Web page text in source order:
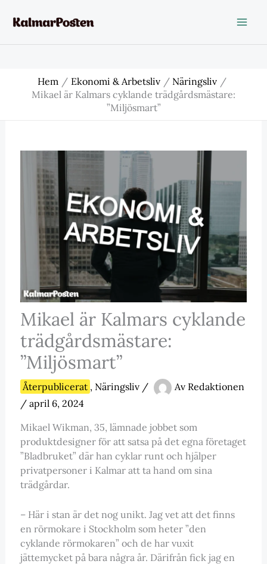
Hem Ekonomi & Arbetsliv
Näringsliv
Mikael är Kalmars cyklande trädgårdsmästare:
”Miljösmart”
Mikael är Kalmars cyklande
trädgårdsmästare:
”Miljösmart”
Återpublicerat , Näringsliv/ Av Redaktionen
/ april 6, 2024
Mikael Wikman, 35, lämnade jobbet som
produktdesigner för att satsa på det egna företaget
”Bladbruket” där han cyklar runt och hjälper
privatpersoner i Kalmar att ta hand om sina
trädgårdar.
– Här i stan är det nog unikt. Jag vet att det finns
en rörmokare i Stockholm som heter ”den
cyklande rörmokaren” och de har vuxit
jättemycket på bara några år. Därifrån fick jag en